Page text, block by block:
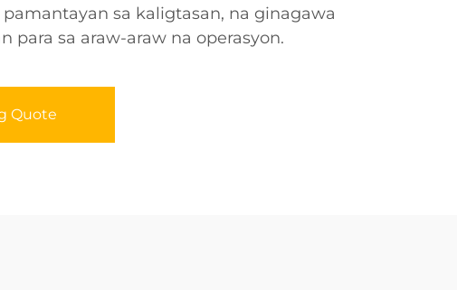
sa kaligtasan, na ginagawa
para sa araw-araw na operasyon.
Quote